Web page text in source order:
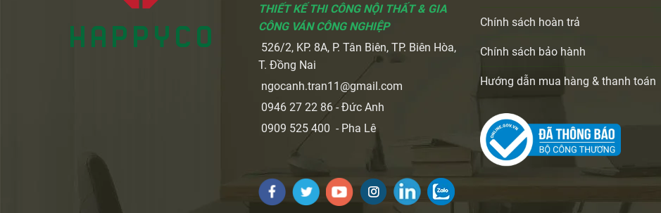
THIẾT KẾ THI CÔNG NỘI THẤT & GIA
CÔNG VÁN CÔNG NGHIỆP
526/2, KP. 8A, P. Tân Biên, TP. Biên Hòa,
T. Đồng Nai
ngocanh.tran11@gmail.com
0946 27 22 86 - Đức Anh
0909 525 400 - Pha Lê
Chính sách hoàn trả
Chính sách bảo hành
Hướng dẫn mua hàng & thanh toán